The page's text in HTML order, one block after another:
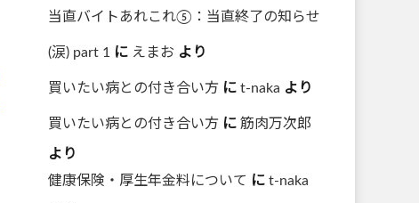
当直バイトあれこれ⑤：当直終了の知らせ
(涙) part 1 に えまお より
買いたい病との付き合い方 に t-naka より
買いたい病との付き合い方 に 筋肉万次郎
より
健康保険・厚生年金料について に t-naka